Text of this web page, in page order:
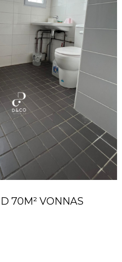
70M² VONNAS